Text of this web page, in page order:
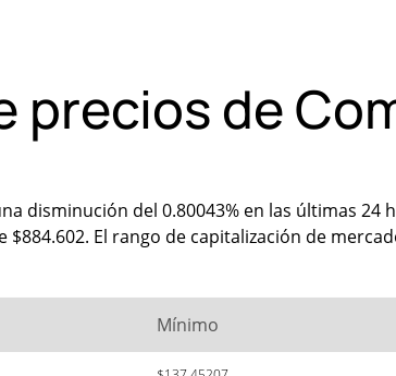
precios de
disminución del 0.80043% en las últimas
$884.602. El rango de capitalización de
Mínimo